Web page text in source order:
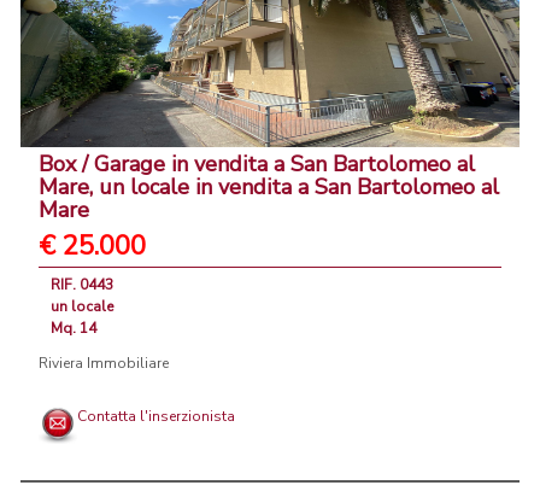
Box / Garage in vendita a San Bartolomeo al
Mare, un locale in vendita a San Bartolomeo al
Mare
€ 25.000
RIF. 0443
un locale
Mq. 14
Riviera Immobiliare
Contatta l'inserzionista